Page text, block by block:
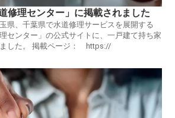
修理センター」に掲載されました
県、千葉県で水道修理サービスを展開する
センター」の公式サイトに、一戸建て持ち家
した。 掲載ページ： https://